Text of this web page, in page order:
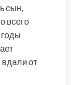
сын,
всего
вдали от